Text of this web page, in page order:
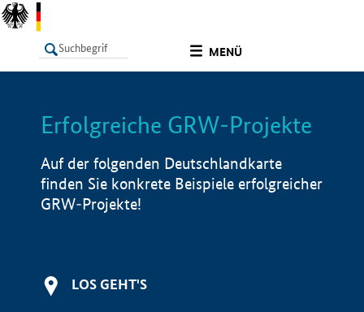
MENÜ
LISTE Info
Erfolgreiche GRW-Projekte
Auf der folgenden Deutschlandkarte
finden Sie konkrete Beispiele erfolgreicher
GRW-Projekte!
LOS GEHT'S